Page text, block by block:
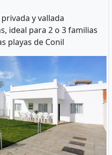
y vallada
ideal para 2 o 3 familias
playas de Conil